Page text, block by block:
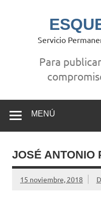
Servicio
Para
MENÚ
JOSÉ ANTONIO
15 noviembre, 2018